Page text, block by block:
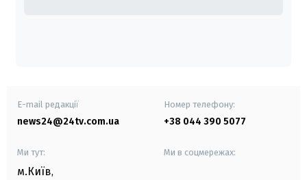
E-mail редакції
news24@24tv.com.ua
Номер телефону:
+38 044 390 5077
Ми тут:
м.Київ,
Ми в соцмережах: